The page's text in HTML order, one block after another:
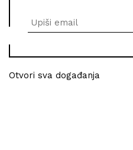
Otvori sva događanja